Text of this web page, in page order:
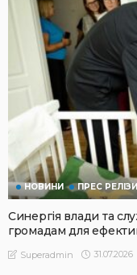
НОВИНИ ПРЕС РЕЛІЗИ
Синергія влади та
громадам для
Superadmin 31.07.2026